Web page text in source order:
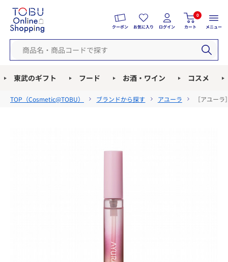
クーポン お気に入り ログイン
0
カート メニュー
東武のギフト フード お酒・ワイン コスメ
TOP（Cosmetic@TOBU） ブランドから探す アユーラ ［アユー